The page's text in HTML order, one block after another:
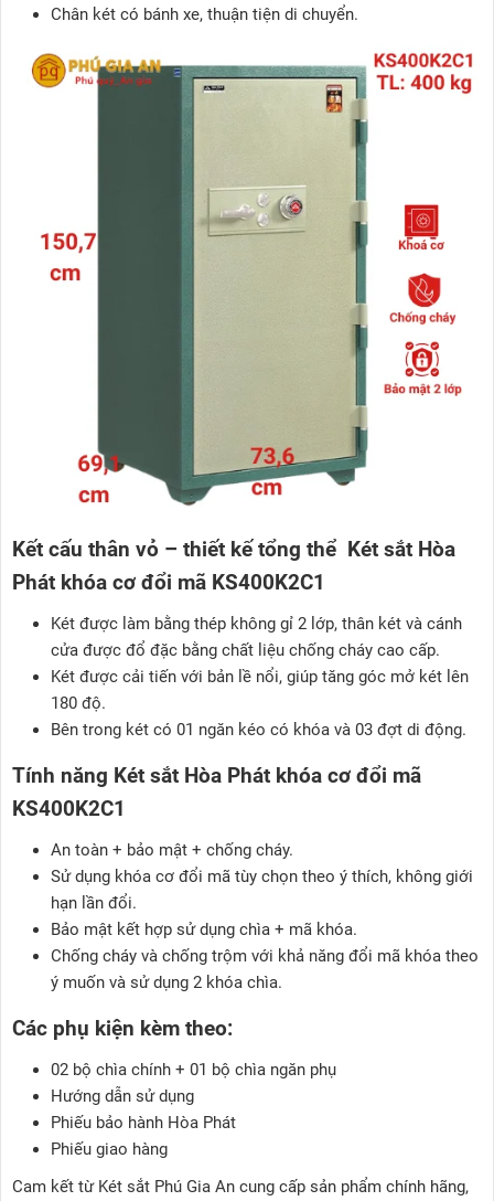
Chân két có bánh xe, thuận tiện di chuyển.
Kết cấu thân vỏ – thiết kế tổng thể
Két sắt Hòa
Phát khóa cơ đổi mã KS400K2C1
Két được làm bằng thép không gỉ 2 lớp, thân két và cánh
cửa được đổ đặc bằng chất liệu chống cháy cao cấp.
Két được cải tiến với bản lề nổi, giúp tăng góc mở két lên
180 độ.
Bên trong két có 01 ngăn kéo có khóa và 03 đợt di động.
Tính năng Két sắt Hòa Phát khóa cơ đổi mã
KS400K2C1
An toàn + bảo mật + chống cháy.
Sử dụng khóa cơ đổi mã tùy chọn theo ý thích, không giới
hạn lần đổi.
Bảo mật kết hợp sử dụng chìa + mã khóa.
Chống cháy và chống trộm với khả năng đổi mã khóa theo
ý muốn và sử dụng 2 khóa chìa.
Các phụ kiện kèm theo:
02 bộ chìa chính + 01 bộ chìa ngăn phụ
Hướng dẫn sử dụng
Phiếu bảo hành Hòa Phát
Phiếu giao hàng
Cam kết từ Két sắt Phú Gia An cung cấp sản phẩm chính hãng,